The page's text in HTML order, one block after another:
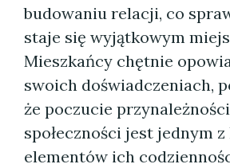
budowaniu relacji, co
staje się wyjątkowym
Mieszkańcy chętnie
swoich doświadczeniach,
że poczucie
społeczności jest jednym
elementów ich